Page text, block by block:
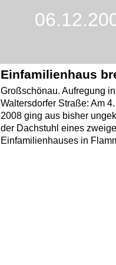
Einfamilienhaus
Großschönau. Aufregung
Waltersdorfer Straße: Am
2008 ging aus bisher
der Dachstuhl eines
Einfamilienhauses in